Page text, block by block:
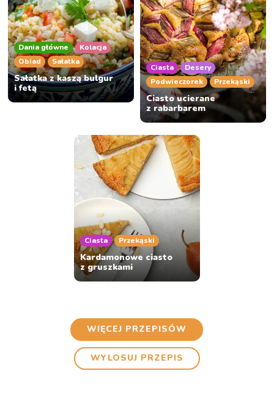
Dania główne
Kolacja
Obiad
Sałatka
Sałatka z kaszą bulgur
i fetą
Ciasta
Desery
Podwieczorek
Przekąski
Ciasto ucierane
z rabarbarem
Ciasta Przekąski
Kardamonowe ciasto
z gruszkami
WIĘCEJ PRZEPISÓW
WYLOSUJ PRZEPIS